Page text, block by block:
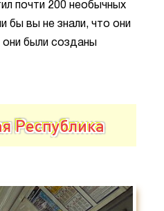
почти 200 необычных
бы вы не знали, что они
были созданы
Республика